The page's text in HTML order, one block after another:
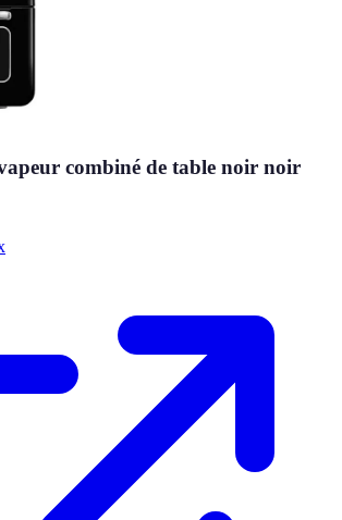
combiné de table noir noir